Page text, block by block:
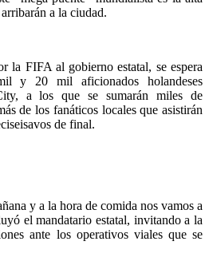
a la ciudad.
la FIFA al gobierno estatal, se espera
y 20 mil aficionados holandeses
a los que se sumarán miles de
de los fanáticos locales que asistirán
de final.
y a la hora de comida nos vamos a
el mandatario estatal, invitando a la
ante los operativos viales que se